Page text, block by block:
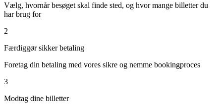
Vælg, hvornår besøget skal finde sted, og hvor mange billetter du
har brug for
2
Færdiggør sikker betaling
Foretag din betaling med vores sikre og nemme bookingproces
3
Modtag dine billetter